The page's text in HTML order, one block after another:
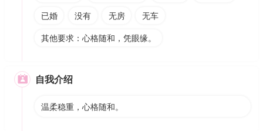
已婚
没有 无房
无车
其他要求：心格随和，凭眼缘。
 自我介绍
温柔稳重，心格随和。